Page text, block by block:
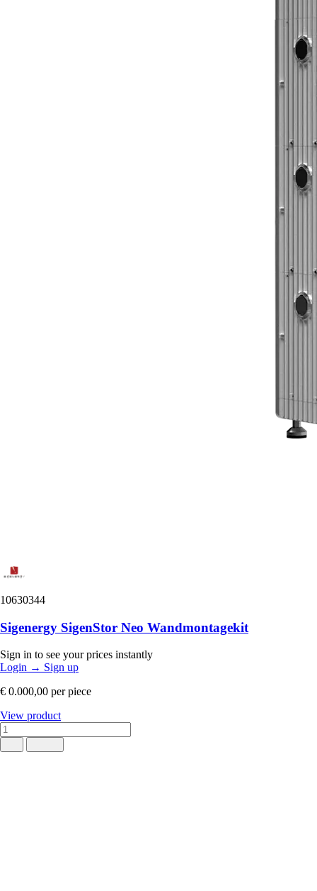
10630344
Sigenergy SigenStor Neo Wandmontagekit
Sign in to see your prices instantly
Login → Sign up
€ 0.000,00 per piece
View product